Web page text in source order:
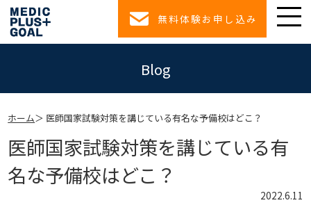
無料体験お申し込み
Blog
ホーム 医師国家試験対策を講じている有名な予備校はどこ？
医師国家試験対策を講じている有
名な予備校はどこ？
2022.6.11